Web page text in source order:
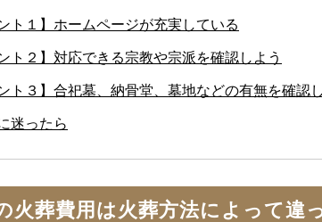
ト１】ホームページが充実している
ト２】対応できる宗教や宗派を確認しよう
ト３】合祀墓、納骨堂、墓地などの有無を確認
迷ったら
火葬費用は火葬方法によって違